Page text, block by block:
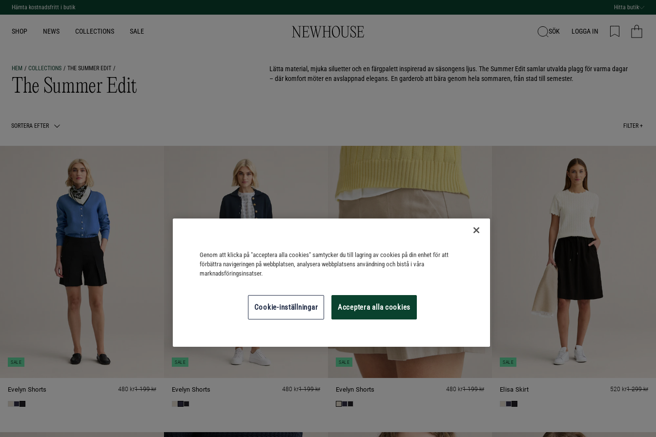
Gå med i vårkundklubbför exklusiva erbjudanden Hitta butik
SHOP NEWS COLLECTIONS SALE SÖK LOGGA IN
HEM COLLECTIONS THE SUMMER EDIT
The Summer Edit
Lätta material, mjuka siluetter och en färgpalett inspirerad av säsongens ljus. The Summer Edit samlar utvalda plagg för varma dagar
– där komfort möter en avslappnad elegans. En garderob att bära genom hela sommaren, från stad till semester.
SORTERA EFTER FILTER +
Evelyn Shorts 480 kr1 199 kr
SALE
Evelyn Shorts 480 kr1 199 kr
SALE
Evelyn Shorts 480 kr1 199 kr
SALE
Elisa Skirt 520 kr1 299 kr
SALE
Genom att klicka på "acceptera alla cookies" samtycker du till lagring av cookies på din enhet för att
förbättra navigeringen på webbplatsen, analysera webbplatsens användning och bistå i våra
marknadsföringsinsatser.
Cookie-inställningar Acceptera alla cookies